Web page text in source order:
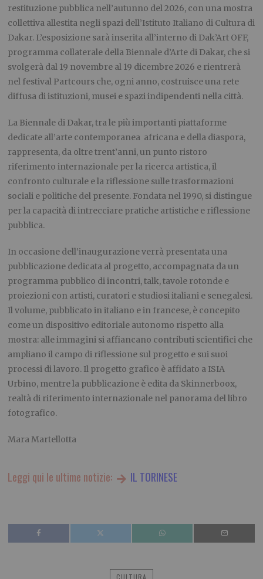
restituzione pubblica nell’autunno del 2026, con una mostra
collettiva allestita negli spazi dell’Istituto Italiano di Cultura di
Dakar. L’esposizione sarà inserita all’interno di Dak’Art OFF,
programma collaterale della Biennale d’Arte di Dakar, che si
svolgerà dal 19 novembre al 19 dicembre 2026 e rientrerà
nel festival Partcours che, ogni anno, costruisce una rete
diffusa di istituzioni, musei e spazi indipendenti nella città.
La Biennale di Dakar, tra le più importanti piattaforme
dedicate all’arte contemporanea africana e della diaspora,
rappresenta, da oltre trent’anni, un punto ristoro
riferimento internazionale per la ricerca artistica, il
confronto culturale e la riflessione sulle trasformazioni
sociali e politiche del presente. Fondata nel 1990, si distingue
per la capacità di intrecciare pratiche artistiche e riflessione
pubblica.
In occasione dell’inaugurazione verrà presentata una
pubblicazione dedicata al progetto, accompagnata da un
programma pubblico di incontri, talk, tavole rotonde e
proiezioni con artisti, curatori e studiosi italiani e senegalesi.
Il volume, pubblicato in italiano e in francese, è concepito
come un dispositivo editoriale autonomo rispetto alla
mostra: alle immagini si affiancano contributi scientifici che
ampliano il campo di riflessione sul progetto e sui suoi
processi di lavoro. Il progetto grafico è affidato a ISIA
Urbino, mentre la pubblicazione è edita da Skinnerboox,
realtà di riferimento internazionale nel panorama del libro
fotografico.
Mara Martellotta
Leggi qui le ultime notizie: IL TORINESE